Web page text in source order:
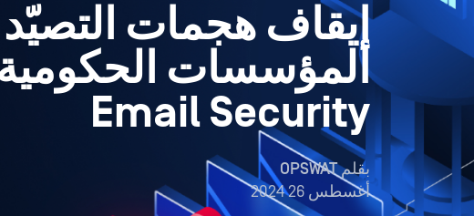
إيقاف هجمات التصيّد
المؤسسات
Email Security
بقلمOPSWAT
أغسطس 26 2024